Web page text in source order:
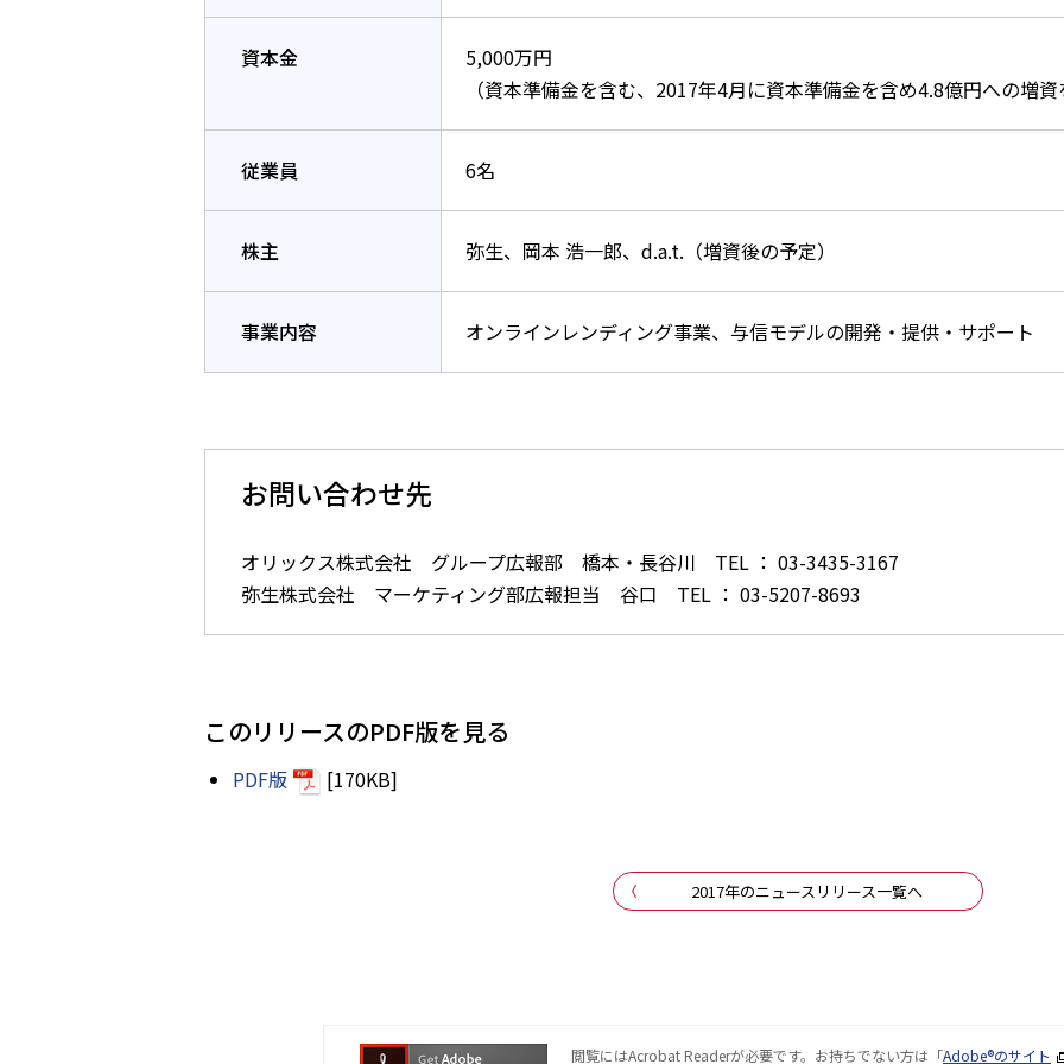
資本金
5,000万円
（資本準備金を含む、2017年4月に資本準備金を含め4.8億円への増資
従業員 6名
株主 弥生、岡本 浩一郎、d.a.t.（増資後の予定）
事業内容 オンラインレンディング事業、与信モデルの開発・提供・サポート
お問い合わせ先
オリックス株式会社 グループ広報部 橋本・長谷川 TEL ： 03-3435-3167
弥生株式会社 マーケティング部広報担当 谷口 TEL ： 03-5207-8693
このリリースのPDF版を見る
PDF版 [170KB]
2017年のニュースリリース一覧へ
閲覧にはAcrobat Readerが必要です。お持ちでない方は「Adobe®のサイト